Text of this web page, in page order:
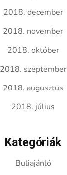
2018. december
2018. november
2018. október
2018. szeptember
2018. augusztus
2018. július
Kategóriák
Buliajánló